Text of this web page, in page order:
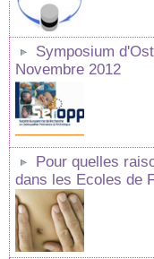
Symposium
Novembre 2012
Pour quelles
dans les Ecoles de